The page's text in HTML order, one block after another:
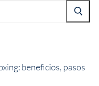
beneficios, pasos